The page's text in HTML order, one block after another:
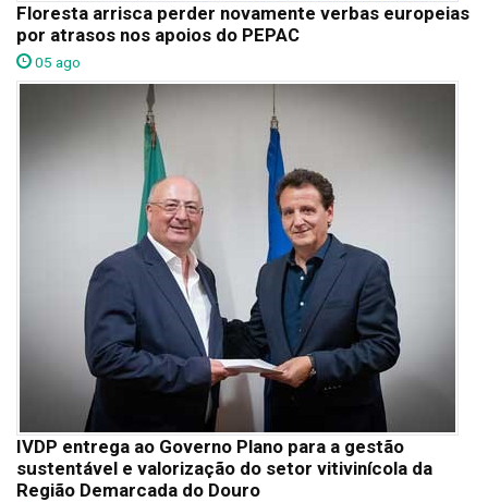
Floresta arrisca perder novamente verbas europeias
por atrasos nos apoios do PEPAC
05 ago
IVDP entrega ao Governo Plano para a gestão
sustentável e valorização do setor vitivinícola da
Região Demarcada do Douro